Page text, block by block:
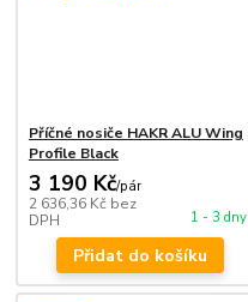
Příčné nosiče HAKR ALU Wing
Profile Black
3 190 Kč/pár
2 636,36 Kč bez
DPH
1 - 3 dny
Přidat do košíku